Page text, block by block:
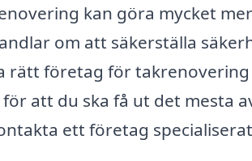
kan göra mycket
om att säkerställa
rätt företag för
att du ska få ut det mesta
ett företag